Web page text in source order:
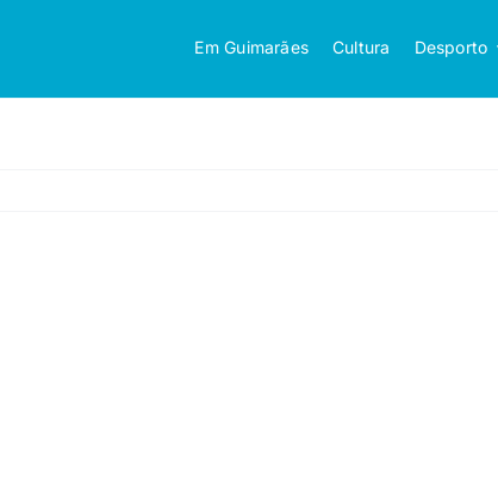
Em Guimarães Cultura Desporto